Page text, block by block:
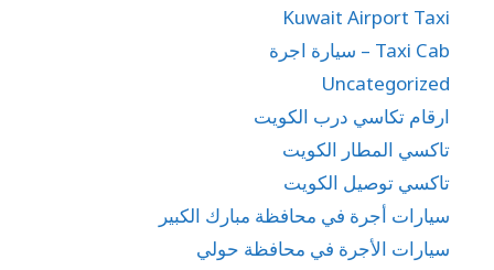
Kuwait Airport Taxi
Taxi Cab – سيارة اجرة
Uncategorized
ارقام تكاسي درب الكويت
تاكسي المطار الكويت
تاكسي توصيل الكويت
سيارات أجرة في محافظة مبارك الكبير
سيارات الأجرة في محافظة حولي